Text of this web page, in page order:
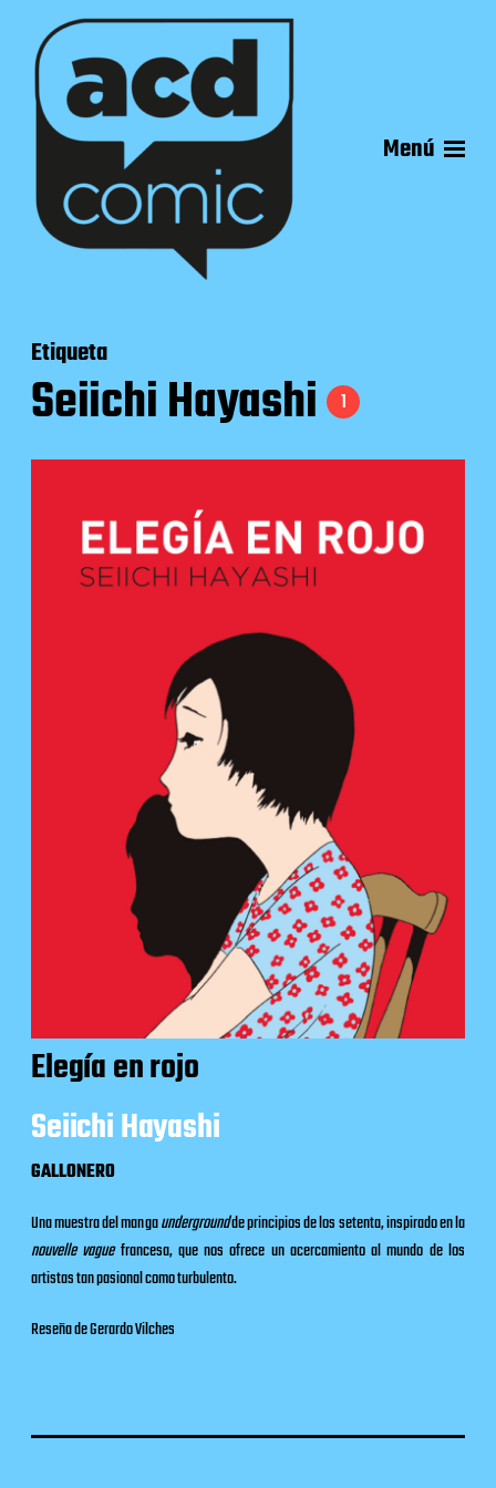
Menú
Etiqueta
Seiichi Hayashi 1
Elegía en rojo
Seiichi Hayashi
GALLONERO
Una muestra del mangaundergroundde principios de los setenta, inspirado en la
nouvelle vaguefrancesa, que nos ofrece un acercamiento al mundo de los
artistas tan pasional como turbulento.
Reseña de Gerardo Vilches